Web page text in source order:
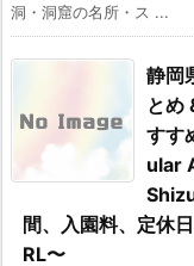
洞・洞窟の名所・ス ...
静岡
とめ
すす
ular
間、入園料、定休
RL〜